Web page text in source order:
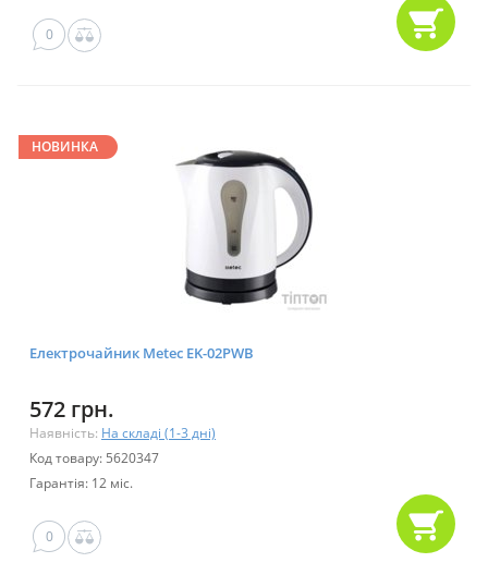
0
НОВИНКА
Електрочайник Metec EK-02PWB
572 грн.
Наявність: На складі (1-3 дні)
Код товару: 5620347
Гарантія: 12 міс.
0